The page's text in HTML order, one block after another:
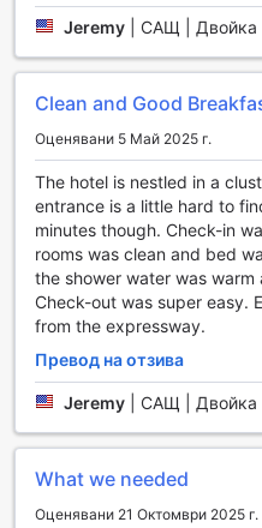
Удобства за комфорт и
Wyndham Chattanooga/
Baymont by Wyndham
множество удобства,
максимално приятен и
възползват от безплатен
общите части на хотела,
свързване с близките. За
багаж, услугата за
разположение,
последните часове в
Хотелът предлага и
гости или за тези, които
комфорт в стаята си. За
обозначена зона, а за
и напускане, можете да се
настаняване и
да ви потрябват, в
на напитки и закуски, а
Jeremy САЩ | Двойка
Clean and Good
Оценявани 5 Май 2025 г.
The hotel is nestled in a
entrance is a little hard to
minutes though. Check-in
rooms was clean and bed
the shower water was
Check-out was super easy.
from the expressway.
Превод на отзива
Jeremy САЩ | Двойка
What we needed
Оценявани 21 Октомври 2025 г.